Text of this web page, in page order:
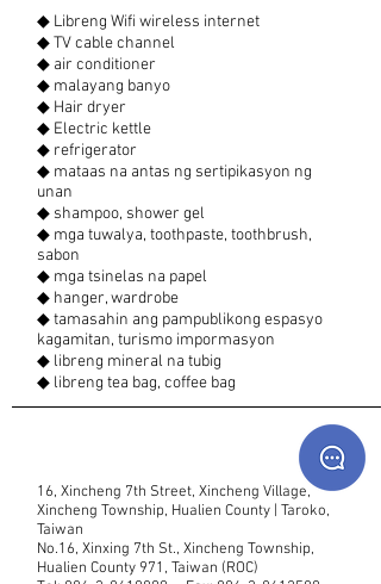
◆ Libreng Wifi wireless internet
◆ TV cable channel
◆ air conditioner
◆ malayang banyo
◆ Hair dryer
◆ Electric kettle
◆ refrigerator
◆ mataas na antas ng sertipikasyon ng
unan
◆ shampoo, shower gel
◆ mga tuwalya, toothpaste, toothbrush,
sabon
◆ mga tsinelas na papel
◆ hanger, wardrobe
◆ tamasahin ang pampublikong espasyo
kagamitan, turismo impormasyon
◆ libreng mineral na tubig
◆ libreng tea bag, coffee bag
16, Xincheng 7th Street, Xincheng Village,
Xincheng Township, Hualien County | Taroko,
Taiwan
No.16, Xinxing 7th St., Xincheng Township,
Hualien County 971, Taiwan (ROC)